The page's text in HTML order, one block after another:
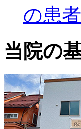
の患
当院の